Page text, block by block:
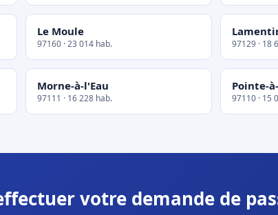
Le Moule
97160 · 23 014 hab. 97129 · 18
Morne-à-l'Eau
97111 · 16 228 hab.
Pointe-
97110 · 15
votre demande de